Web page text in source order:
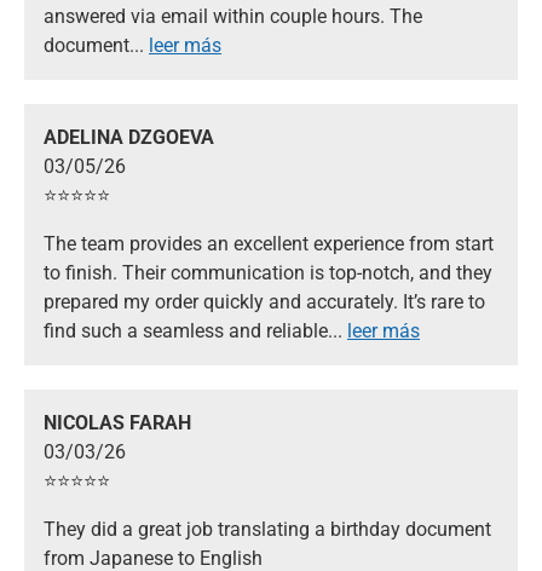
answered via email within couple hours. The
document... leer más
ADELINA DZGOEVA
03/05/26
⭐️⭐️⭐️⭐️⭐️
The team provides an excellent experience from start
to finish. Their communication is top-notch, and they
prepared my order quickly and accurately. It’s rare to
find such a seamless and reliable... leer más
NICOLAS FARAH
03/03/26
⭐️⭐️⭐️⭐️⭐️
They did a great job translating a birthday document
from Japanese to English